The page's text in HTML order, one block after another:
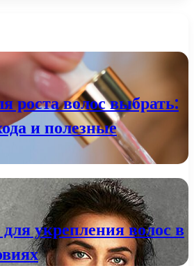
роста волос выбрать:
и полезные
укрепления волос в